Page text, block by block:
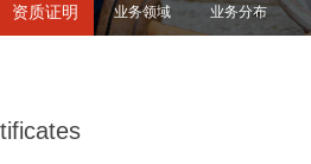
资质证明 业务领域 业务分布